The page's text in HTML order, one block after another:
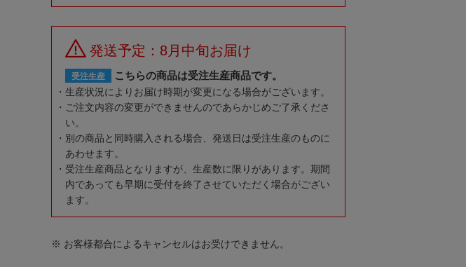
発送予定：8月中旬お届け
受注生産 こちらの商品は受注生産商品です。
生産状況によりお届け時期が変更になる場合がございます。
ご注文内容の変更ができませんのであらかじめご了承くださ
い。
別の商品と同時購入される場合、発送日は受注生産のものに
あわせます。
受注生産商品となりますが、生産数に限りがあります。期間
内であっても早期に受付を終了させていただく場合がござい
ます。
※ お客様都合によるキャンセルはお受けできません。